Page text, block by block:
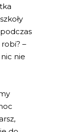
–
nic nie